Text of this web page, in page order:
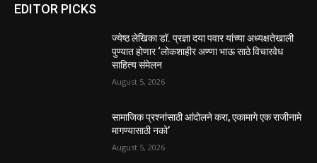
EDITOR PICKS
ज्येष्ठ लेखिका डॉ. प्रज्ञा दया पवार यांच्या अध्यक्षतेखाली
पुण्यात होणार ‘लोकशाहीर अण्णा भाऊ साठे विचारवेध
साहित्य संमेलन
August 5, 2026
सामाजिक प्रश्नांसाठी आंदोलने करा, एकामागे एक राजीनामे
मागण्यासाठी नको’
August 5, 2026